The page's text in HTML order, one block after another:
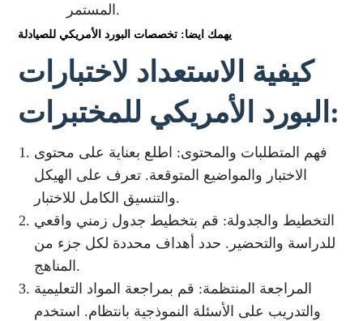
المستمر.
يهمك ايضا: تخصصات البورد الأمريكي للصيادلة
كيفية الاستعداد لاختبارات
البورد الأمريكي للمختبرات:
فهم المتطلبات والمحتوى: اطلع بعناية على محتوى
الاختبار والمواضيع المتوقعة. تعرف على الهيكل
والتنسيق الكامل للاختبار.
التخطيط والجدولة: قم بتخطيط جدول زمني واقعي
للدراسة والتحضير. حدد أهداف محددة لكل جزء من
المناهج.
المراجعة المنتظمة: قم بمراجعة المواد التعليمية
والتدريب على الأسئلة النموذجية بانتظام. استخدم